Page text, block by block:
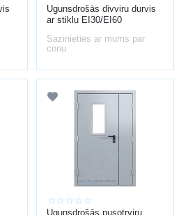
drošības sistēmas daļa, kas ārkārtas
Ugunsdrošās divviru durvis
ar stiklu EI30/EI60
Sazinieties ar mums par
cenu
Ugunsdrošās pusotrviru